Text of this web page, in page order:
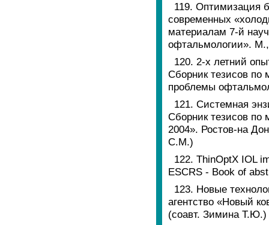
119. Оптимизация
современных
материалам 7-й
офтальмологии».
120. 2-х летний
Сборник тезисов по
проблемы
121. Системная
Сборник тезисов по
2004». Ростов-на
С.М.)
122. ThinOptX IOL
ESCRS - Book of
123. Новые
агентство «Новый
(соавт. Зимина Т.Ю.)